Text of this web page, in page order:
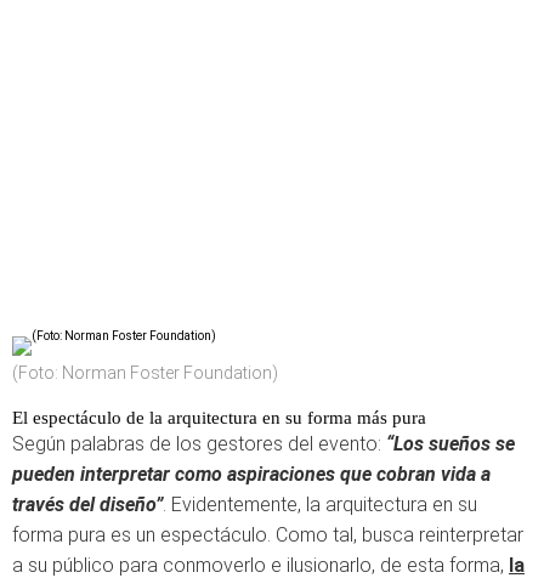
(Foto: Norman Foster Foundation)
El espectáculo de la arquitectura en su forma más pura
Según palabras de los gestores del evento: “Los sueños se
pueden interpretar como aspiraciones que cobran vida a
través del diseño”. Evidentemente, la arquitectura en su
forma pura es un espectáculo. Como tal, busca reinterpretar
a su público para conmoverlo e ilusionarlo, de esta forma, la